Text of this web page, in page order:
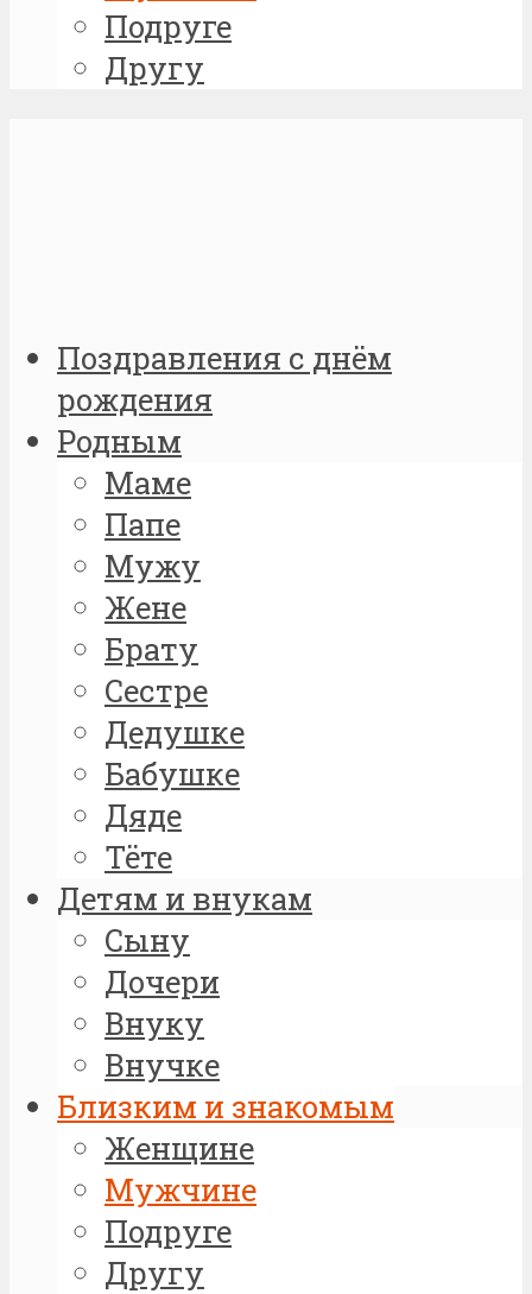
Подруге
Другу
Поздравления с днём
рождения
Родным
Маме
Папе
Мужу
Жене
Брату
Сестре
Дедушке
Бабушке
Дяде
Тёте
Детям и внукам
Сыну
Дочери
Внуку
Внучке
Близким и знакомым
Женщине
Мужчине
Подруге
Другу